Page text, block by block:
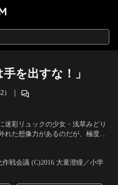
を出すな！」
） ｜
迷彩リュックの少女・浅草みどり
れた想像力があるのだが、極度の
よびそれに類する学生組織があ
。
戦会議 (C)2016 大童澄瞳／小学